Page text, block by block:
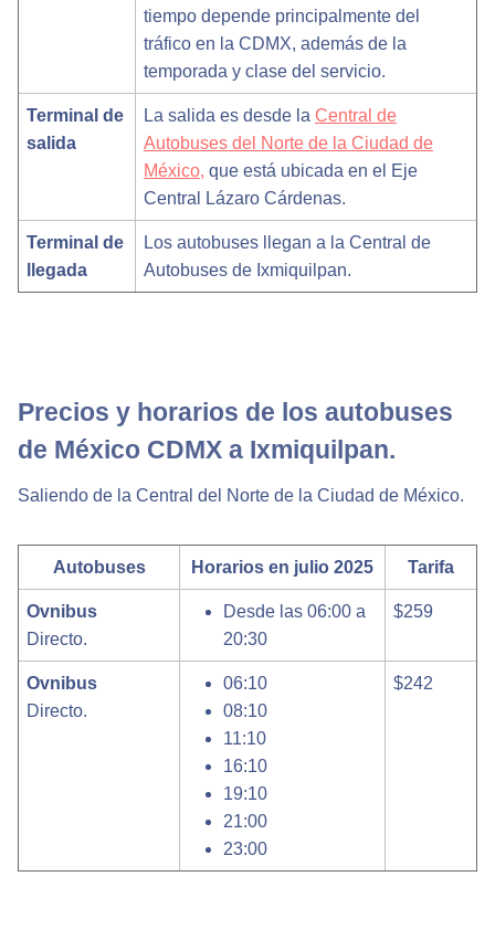
tiempo depende principalmente del
tráfico en la CDMX, además de la
temporada y clase del servicio.
Terminal de
salida
La salida es desde la Central de
Autobuses del Norte de la Ciudad de
México, que está ubicada en el Eje
Central Lázaro Cárdenas.
Terminal de
llegada
Los autobuses llegan a la Central de
Autobuses de Ixmiquilpan.
Precios y horarios de los autobuses
de México CDMX a Ixmiquilpan.
Saliendo de la Central del Norte de la Ciudad de México.
Autobuses Horarios en julio 2025 Tarifa
Ovnibus
Directo.
Desde las 06:00 a
20:30
$259
Ovnibus
Directo.
06:10
08:10
11:10
16:10
19:10
21:00
23:00
$242